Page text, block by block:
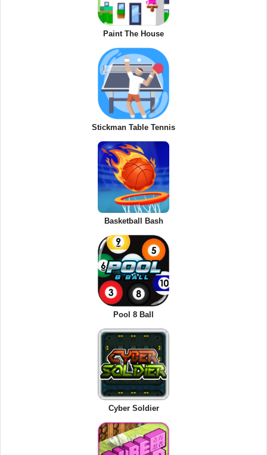
Paint The House
Stickman Table Tennis
Basketball Bash
Pool 8 Ball
Cyber Soldier